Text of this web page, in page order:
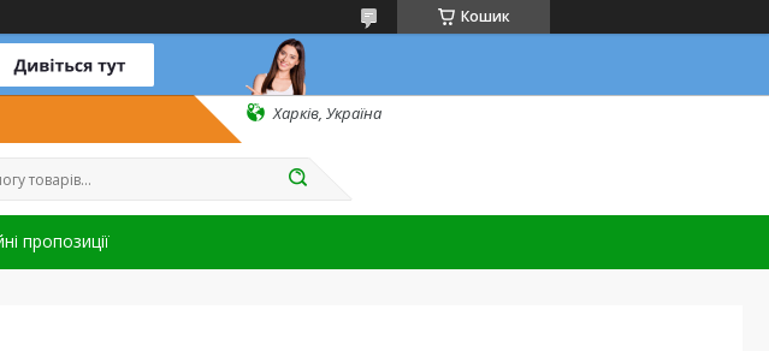
Кошик
Харків, Україна
пропозиції